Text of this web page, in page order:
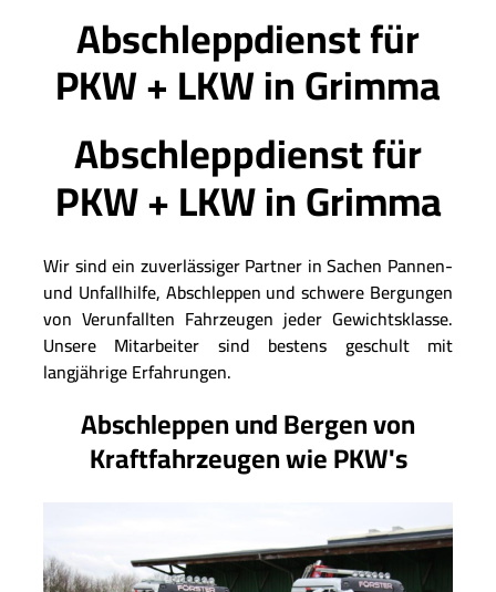
Abschleppdienst für
PKW + LKW in Grimma
Abschleppdienst für
PKW + LKW in Grimma
Wir sind ein zuverlässiger Partner in Sachen Pannen-
und Unfallhilfe, Abschleppen und schwere Bergungen
von Verunfallten Fahrzeugen jeder Gewichtsklasse.
Unsere Mitarbeiter sind bestens geschult mit
langjährige Erfahrungen.
Abschleppen und Bergen von
Kraftfahrzeugen wie PKW's